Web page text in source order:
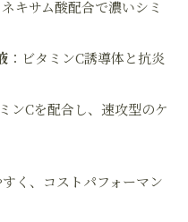
ネキサム酸配合で濃いシミ
：ビタミンC誘導体と抗炎
ンCを配合し、速攻型のケ
く、コストパフォーマン